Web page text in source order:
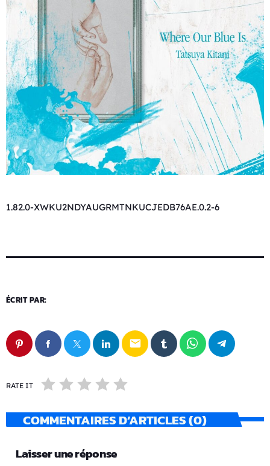
1.82.0-XWKU2NDYAUGRMTNKUCJEDB76AE.0.2-6
ÉCRIT PAR:
email
RATE IT
COMMENTAIRES D’ARTICLES (0)
Laisser une réponse